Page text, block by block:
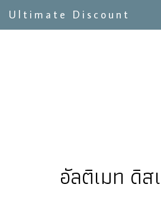
Ultimate Discount
อัลติเมท ดิส